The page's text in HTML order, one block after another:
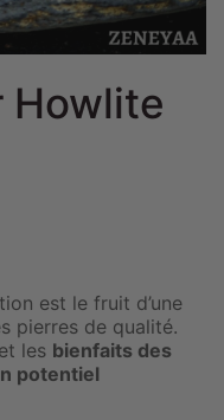
Howlite
est le fruit d’une
pierres de qualité.
et les bienfaits des
potentiel